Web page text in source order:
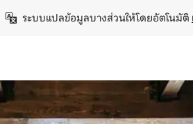
ระบบแปลข้อมูลบางส่วนให้โดยอัตโนมัติ